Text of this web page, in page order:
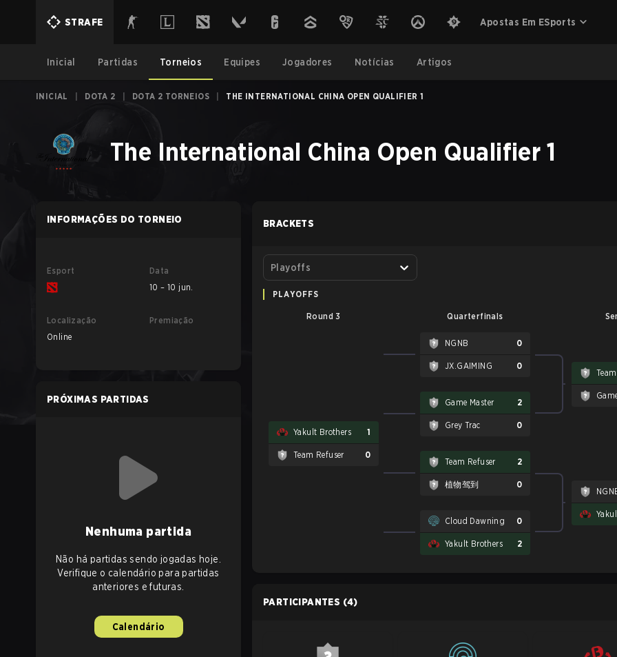
STRAFE Apostas Em ESports
Inicial Partidas Torneios Equipes Jogadores Notícias Artigos
INICIAL DOTA 2 DOTA 2 TORNEIOS THE INTERNATIONAL CHINA OPEN QUALIFIER 1
The International China Open Qualifier 1
INFORMAÇÕES DO TORNEIO
Esport
Data
10 – 10 jun.
Localização
Online
Premiação
PRÓXIMAS PARTIDAS
Nenhuma partida
Não há partidas sendo jogadas hoje.
Verifique o calendário para partidas
anteriores e futuras.
Calendário
BRACKETS
Playoffs
PLAYOFFS
Round 3 Quarterfinals
Yakult Brothers 1
Team Refuser 0
NGNB 0
JX.GAIMING 0
Game Master 2
Grey Trac 0
Team Refuser 2
植物驾到 0
Cloud Dawning 0
Yakult Brothers 2
PARTICIPANTES (4)